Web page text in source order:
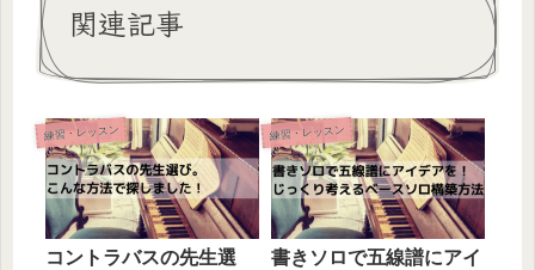
関連記事
練習・レッスン
コントラバスの先生選
練習・レッスン
書きソロで五線譜にアイ